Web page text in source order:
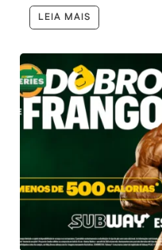
LEIA MAIS